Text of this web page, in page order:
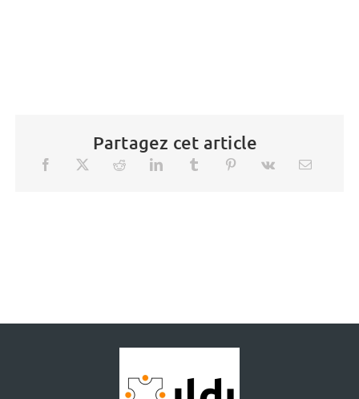
Partagez cet article